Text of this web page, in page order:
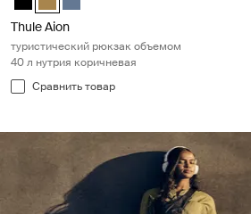
Thule Aion
туристический рюкзак объемом
40 л нутрия коричневая
Сравнить товар